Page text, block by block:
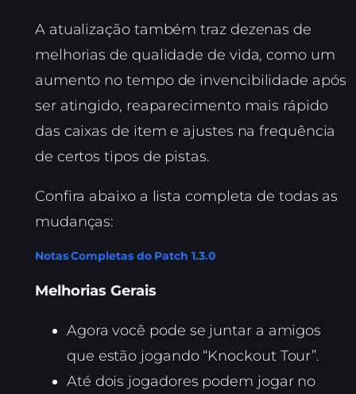
A atualização também traz dezenas de
melhorias de qualidade de vida, como um
aumento no tempo de invencibilidade após
ser atingido, reaparecimento mais rápido
das caixas de item e ajustes na frequência
de certos tipos de pistas.
Confira abaixo a lista completa de todas as
mudanças:
Notas Completas do Patch 1.3.0
Melhorias Gerais
Agora você pode se juntar a amigos
que estão jogando “Knockout Tour”.
Até dois jogadores podem jogar no